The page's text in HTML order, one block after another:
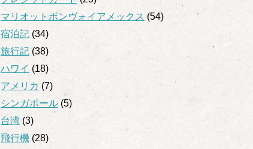
マリオットボンヴォイアメックス (54)
宿泊記 (34)
旅行記 (38)
ハワイ (18)
アメリカ (7)
シンガポール (5)
台湾 (3)
飛行機 (28)